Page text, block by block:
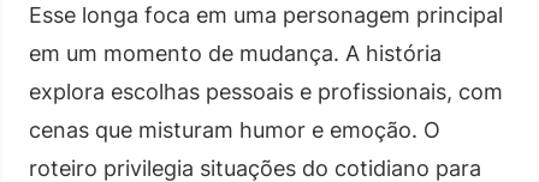
Esse longa foca em uma personagem principal
em um momento de mudança. A história
explora escolhas pessoais e profissionais, com
cenas que misturam humor e emoção. O
roteiro privilegia situações do cotidiano para